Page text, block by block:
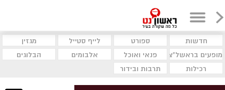
חדשות ספורט לייף סטייל
מגזין
מופעים בראשל"צ
פנאי ואוכל אלבומים
הבלוגים
רכילות
תרבות ובידור